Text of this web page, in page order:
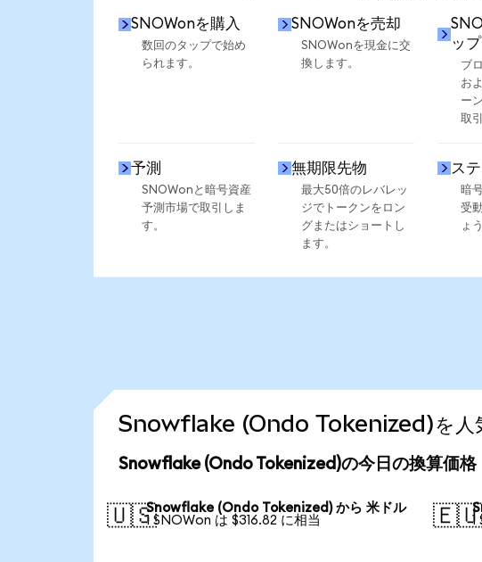
SNOWonを購入
数回のタップで始め
られます。
SNOWonを売却
SNOWonを現金に交
換します。
ップ
ブ
お
ー
取
予測
SNOWonと暗号資産
予測市場で取引しま
す。
無期限先物
最大50倍のレバレッ
ジでトークンをロン
グまたはショートし
ます。
ス
暗
受
ょ
Snowflake (Ondo Tokenized)を人気
Snowflake (Ondo Tokenized)の今日の換算価格
🇺🇸Snowflake (Ondo Tokenized) から 米ドル
1 SNOWon は $316.82 に相当
1